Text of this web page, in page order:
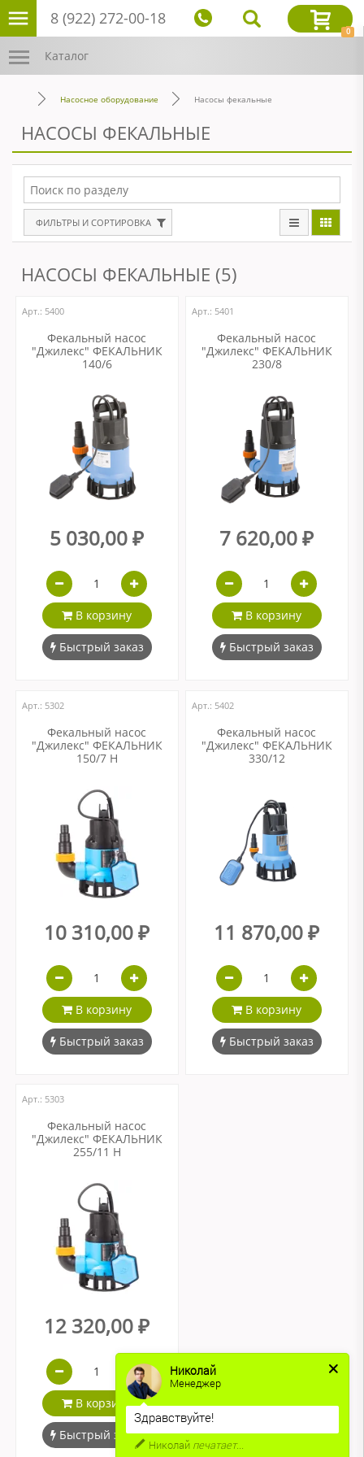
8 (922) 272-00-18
0
Каталог
Насосное оборудование Насосы фекальные
НАСОСЫ ФЕКАЛЬНЫЕ
ФИЛЬТРЫ И СОРТИРОВКА
НАСОСЫ ФЕКАЛЬНЫЕ (5)
Арт.: 5400
Фекальный насос
"Джилекс" ФЕКАЛЬНИК
140/6
5 030,00 ₽
В корзину
Быстрый заказ
Арт.: 5401
Фекальный насос
"Джилекс" ФЕКАЛЬНИК
230/8
7 620,00 ₽
В корзину
Быстрый заказ
Арт.: 5302
Фекальный насос
"Джилекс" ФЕКАЛЬНИК
150/7 Н
10 310,00 ₽
В корзину
Быстрый заказ
Арт.: 5402
Фекальный насос
"Джилекс" ФЕКАЛЬНИК
330/12
11 870,00 ₽
В корзину
Быстрый заказ
Арт.: 5303
Фекальный насос
"Джилекс" ФЕКАЛЬНИК
255/11 Н
12 320,00 ₽
В корзину
Быстрый заказ
Николай
Менеджер
Здравствуйте!
Николайпечатает...